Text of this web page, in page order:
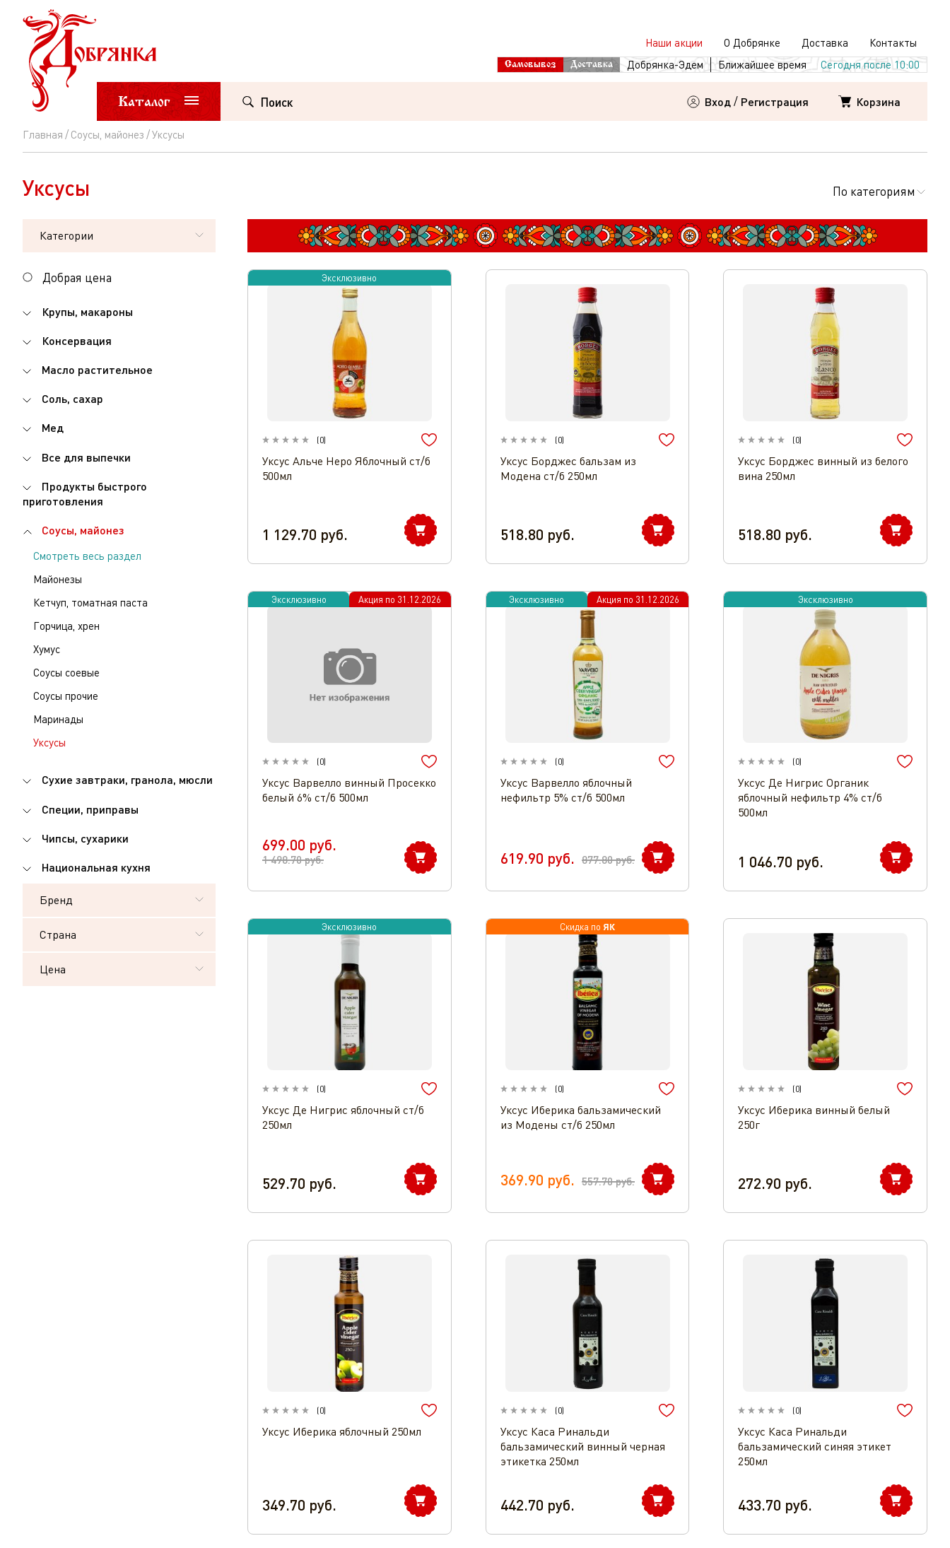
Наши акции О Добрянке Доставка Контакты
Самовывоз Доставка Добрянка-Эдем Ближайшее время Сегодня после 10:00
Каталог Поиск Вход / Регистрация Корзина
Главная Соусы, майонез Уксусы
Уксусы
Уксусы
Категории
Добрая цена
Крупы, макароны
Консервация
Масло растительное
Соль, сахар
Мед
Все для выпечки
Продукты быстрого
приготовления
Соусы, майонез
Смотреть весь раздел
Майонезы
Кетчуп, томатная паста
Горчица, хрен
Хумус
Соусы соевые
Соусы прочие
Маринады
Уксусы
Сухие завтраки, гранола, мюсли
Специи, приправы
Чипсы, сухарики
Национальная кухня
Бренд
Страна
Цена
По категориям
Эксклюзивно
(0)
Уксус Альче Неро Яблочный ст/б
500мл
1 129.70 руб.
(0)
Уксус Борджес бальзам из
Модена ст/б 250мл
518.80 руб.
(0)
Уксус Борджес винный из белого
вина 250мл
518.80 руб.
Эксклюзивно Акция по 31.12.2026
(0)
Уксус Варвелло винный Просекко
белый 6% ст/б 500мл
699.00 руб.
1 498.70руб.
Эксклюзивно Акция по 31.12.2026
(0)
Уксус Варвелло яблочный
нефильтр 5% ст/б 500мл
619.90 руб. 877.80руб.
Эксклюзивно
(0)
Уксус Де Нигрис Органик
яблочный нефильтр 4% ст/б
500мл
1 046.70 руб.
Эксклюзивно
(0)
Уксус Де Нигрис яблочный ст/б
250мл
529.70 руб.
Скидка по ЯК
(0)
Уксус Иберика бальзамический
из Модены ст/б 250мл
369.90 руб. 557.70руб.
(0)
Уксус Иберика винный белый
250г
272.90 руб.
(0)
Уксус Иберика яблочный 250мл
349.70 руб.
(0)
Уксус Каса Ринальди
бальзамический винный черная
этикетка 250мл
442.70 руб.
(0)
Уксус Каса Ринальди
бальзамический синяя этикет
250мл
433.70 руб.